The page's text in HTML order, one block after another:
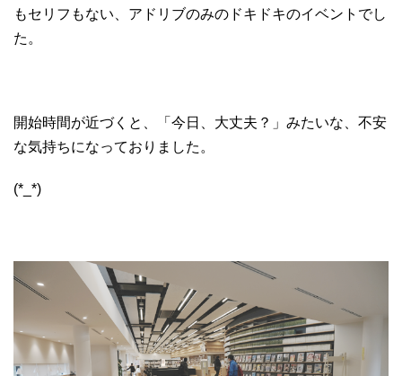
もセリフもない、アドリブのみのドキドキのイベントでし
た。
開始時間が近づくと、「今日、大丈夫？」みたいな、不安
な気持ちになっておりました。
(*_*)